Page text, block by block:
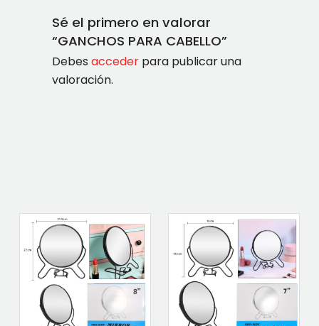
Sé el primero en valorar
“GANCHOS PARA CABELLO”
Debes accederpara publicar una
valoración.